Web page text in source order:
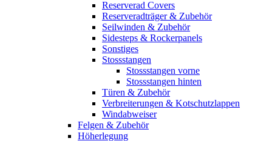
Reserverad Covers
Reserveradträger & Zubehör
Seilwinden & Zubehör
Sidesteps & Rockerpanels
Sonstiges
Stossstangen
Stossstangen vorne
Stossstangen hinten
Türen & Zubehör
Verbreiterungen & Kotschutzlappen
Windabweiser
Felgen & Zubehör
Höherlegung